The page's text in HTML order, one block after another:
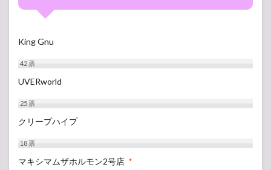
King Gnu
42票
UVERworld
25票
クリープハイプ
18票
マキシマムザホルモン2号店 *